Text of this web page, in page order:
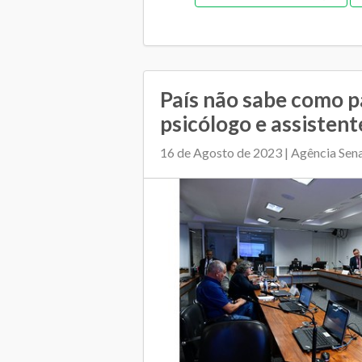
Pedagógica
Regime de colaboração
Transporte
País não sabe como
psicólogo e
16 de Agosto de 2023 | Agência